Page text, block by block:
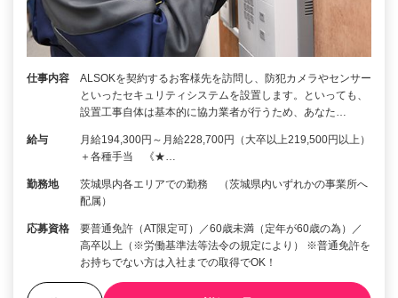
仕事内容
ALSOKを契約するお客様先を訪問し、防犯カメラやセンサー
といったセキュリティシステムを設置します。といっても、
設置工事自体は基本的に協力業者が行うため、あなた…
給与
月給194,300円～月給228,700円（大卒以上219,500円以上）
＋各種手当 《★…
勤務地
茨城県内各エリアでの勤務 （茨城県内いずれかの事業所へ
配属）
応募資格
要普通免許（AT限定可）／60歳未満（定年が60歳の為）／
高卒以上（※労働基準法等法令の規定により） ※普通免許を
お持ちでない方は入社までの取得でOK！